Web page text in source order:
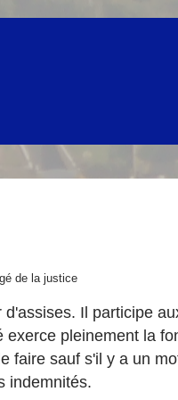
de la justice
Il participe
exerce pleinement la
faire sauf s'il y a un
indemnités.